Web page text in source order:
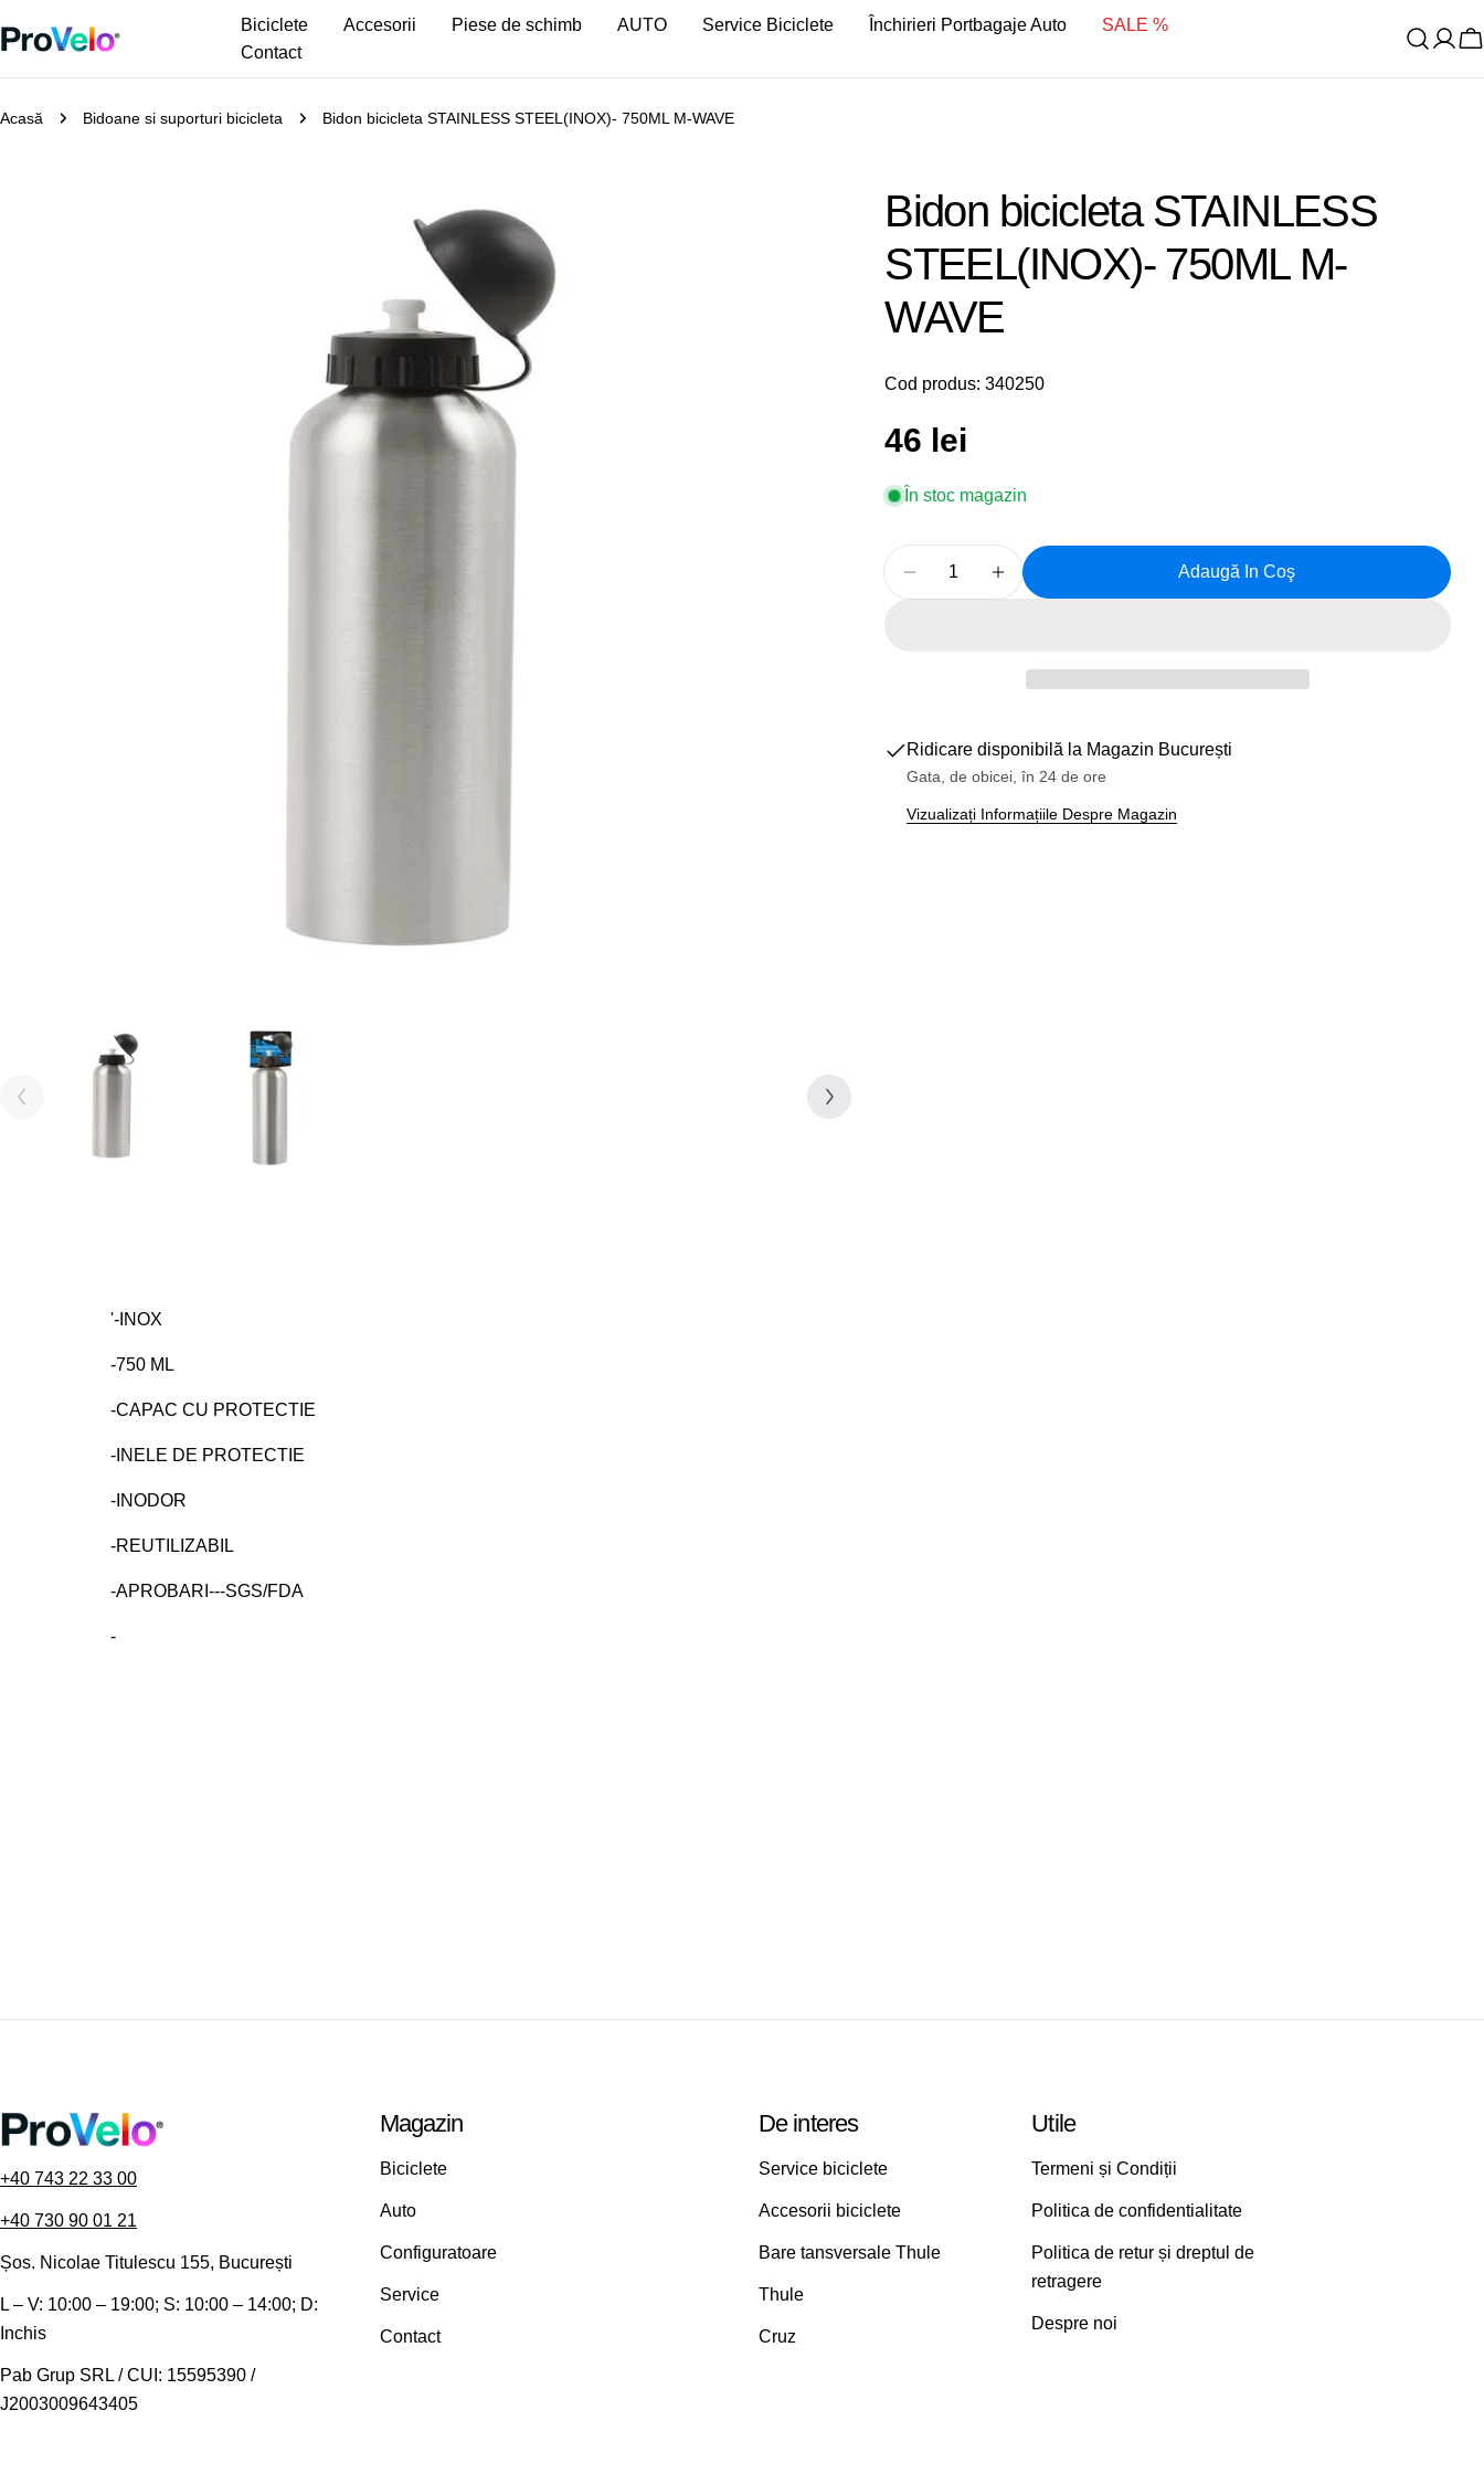
la
Biciclete Accesorii Piese de schimb AUTO Service Biciclete Închirieri Portbagaje Auto
SALE %
Contact
Acasă Bidoane si suporturi bicicleta Bidon bicicleta STAINLESS STEEL(INOX)- 750ML M-WAVE
Deschideți media 1 în mod modal
Bidon bicicleta STAINLESS
STEEL(INOX)- 750ML M-
WAVE
Cod produs:340250
Preț
obișnuit
46 lei
În stoc magazin
Reduceți Cantitatea Pentru Bidon Bicicleta STAINLESS
Creșteți Cantitatea Pentru Bidon Bicicleta
Adaugă In Coş
Ridicare disponibilă la Magazin București
Gata, de obicei, în 24 de ore
Vizualizați Informațiile Despre Magazin
'-INOX
-750 ML
-CAPAC CU PROTECTIE
-INELE DE PROTECTIE
-INODOR
-REUTILIZABIL
-APROBARI---SGS/FDA
-
+40 743 22 33 00
+40 730 90 01 21
Șos. Nicolae Titulescu 155, București
L – V: 10:00 – 19:00; S: 10:00 – 14:00; D:
Inchis
Pab Grup SRL / CUI: 15595390 /
J2003009643405
Magazin
Biciclete
Auto
Configuratoare
Service
Contact
De interes
Service biciclete
Accesorii biciclete
Bare tansversale Thule
Thule
Cruz
Utile
Termeni și Condiții
Politica de confidentialitate
Politica de retur și dreptul de
retragere
Despre noi